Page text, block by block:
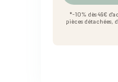
*-10% dès 49€
pièces détachées,